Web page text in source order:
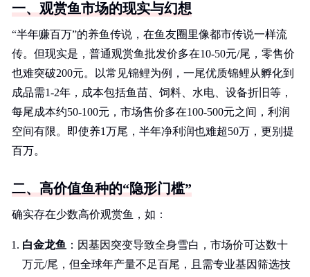
一、观赏鱼市场的现实与幻想
“半年赚百万”的养鱼传说，在鱼友圈里像都市传说一样流
传。但现实是，普通观赏鱼批发价多在10-50元/尾，零售价
也难突破200元。以常见锦鲤为例，一尾优质锦鲤从孵化到
成品需1-2年，成本包括鱼苗、饲料、水电、设备折旧等，
每尾成本约50-100元，市场售价多在100-500元之间，利润
空间有限。即使养1万尾，半年净利润也难超50万，更别提
百万。
二、高价值鱼种的“隐形门槛”
确实存在少数高价观赏鱼，如：
白金龙鱼 ：因基因突变导致全身雪白，市场价可达数十
万元/尾，但全球年产量不足百尾，且需专业基因筛选技